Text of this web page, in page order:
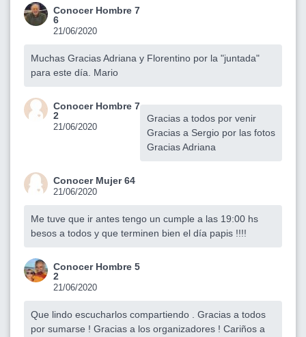
Conocer Hombre 7
6
21/06/2020
Muchas Gracias Adriana y Florentino por la "juntada"
para este día. Mario
Conocer Hombre 7
2
21/06/2020
Gracias a todos por venir
Gracias a Sergio por las fotos
Gracias Adriana
Conocer Mujer 64
21/06/2020
Me tuve que ir antes tengo un cumple a las 19:00 hs
besos a todos y que terminen bien el día papis !!!!
Conocer Hombre 5
2
21/06/2020
Que lindo escucharlos compartiendo . Gracias a todos
por sumarse ! Gracias a los organizadores ! Cariños a